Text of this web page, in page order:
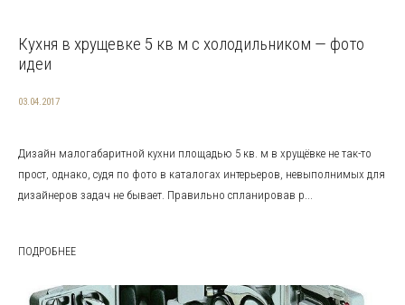
Кухня в хрущевке 5 кв м с холодильником — фото
идеи
03.04.2017
Дизайн малогабаритной кухни площадью 5 кв. м в хрущёвке не так-то
прост, однако, судя по фото в каталогах интерьеров, невыполнимых для
дизайнеров задач не бывает. Правильно спланировав р...
ПОДРОБНЕЕ